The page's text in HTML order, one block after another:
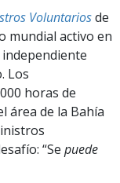
Voluntariosde
mundial activo en
Los
horas de
área de la Bahía
“Se puede